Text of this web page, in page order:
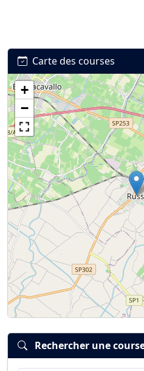
Connexion S’inscrire
Carte des courses
+
−
Rechercher une